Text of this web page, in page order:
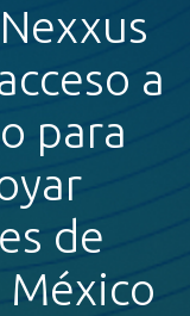
a
para
de